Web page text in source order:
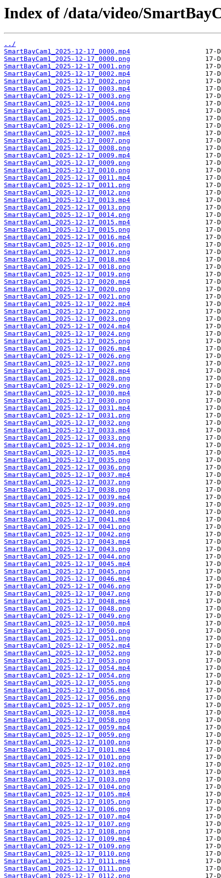
Index of /data/video/
../
SmartBayCam1_2025-12-17_0000.mp4
SmartBayCam1_2025-12-17_0000.png
SmartBayCam1_2025-12-17_0001.png
SmartBayCam1_2025-12-17_0002.mp4
SmartBayCam1_2025-12-17_0002.png
SmartBayCam1_2025-12-17_0003.mp4
SmartBayCam1_2025-12-17_0003.png
SmartBayCam1_2025-12-17_0004.png
SmartBayCam1_2025-12-17_0005.mp4
SmartBayCam1_2025-12-17_0005.png
SmartBayCam1_2025-12-17_0006.png
SmartBayCam1_2025-12-17_0007.mp4
SmartBayCam1_2025-12-17_0007.png
SmartBayCam1_2025-12-17_0008.png
SmartBayCam1_2025-12-17_0009.mp4
SmartBayCam1_2025-12-17_0009.png
SmartBayCam1_2025-12-17_0010.png
SmartBayCam1_2025-12-17_0011.mp4
SmartBayCam1_2025-12-17_0011.png
SmartBayCam1_2025-12-17_0012.png
SmartBayCam1_2025-12-17_0013.mp4
SmartBayCam1_2025-12-17_0013.png
SmartBayCam1_2025-12-17_0014.png
SmartBayCam1_2025-12-17_0015.mp4
SmartBayCam1_2025-12-17_0015.png
SmartBayCam1_2025-12-17_0016.mp4
SmartBayCam1_2025-12-17_0016.png
SmartBayCam1_2025-12-17_0017.png
SmartBayCam1_2025-12-17_0018.mp4
SmartBayCam1_2025-12-17_0018.png
SmartBayCam1_2025-12-17_0019.png
SmartBayCam1_2025-12-17_0020.mp4
SmartBayCam1_2025-12-17_0020.png
SmartBayCam1_2025-12-17_0021.png
SmartBayCam1_2025-12-17_0022.mp4
SmartBayCam1_2025-12-17_0022.png
SmartBayCam1_2025-12-17_0023.png
SmartBayCam1_2025-12-17_0024.mp4
SmartBayCam1_2025-12-17_0024.png
SmartBayCam1_2025-12-17_0025.png
SmartBayCam1_2025-12-17_0026.mp4
SmartBayCam1_2025-12-17_0026.png
SmartBayCam1_2025-12-17_0027.png
SmartBayCam1_2025-12-17_0028.mp4
SmartBayCam1_2025-12-17_0028.png
SmartBayCam1_2025-12-17_0029.png
SmartBayCam1_2025-12-17_0030.mp4
SmartBayCam1_2025-12-17_0030.png
SmartBayCam1_2025-12-17_0031.mp4
SmartBayCam1_2025-12-17_0031.png
SmartBayCam1_2025-12-17_0032.png
SmartBayCam1_2025-12-17_0033.mp4
SmartBayCam1_2025-12-17_0033.png
SmartBayCam1_2025-12-17_0034.png
SmartBayCam1_2025-12-17_0035.mp4
SmartBayCam1_2025-12-17_0035.png
SmartBayCam1_2025-12-17_0036.png
SmartBayCam1_2025-12-17_0037.mp4
SmartBayCam1_2025-12-17_0037.png
SmartBayCam1_2025-12-17_0038.png
SmartBayCam1_2025-12-17_0039.mp4
SmartBayCam1_2025-12-17_0039.png
SmartBayCam1_2025-12-17_0040.png
SmartBayCam1_2025-12-17_0041.mp4
SmartBayCam1_2025-12-17_0041.png
SmartBayCam1_2025-12-17_0042.png
SmartBayCam1_2025-12-17_0043.mp4
SmartBayCam1_2025-12-17_0043.png
SmartBayCam1_2025-12-17_0044.png
SmartBayCam1_2025-12-17_0045.mp4
SmartBayCam1_2025-12-17_0045.png
SmartBayCam1_2025-12-17_0046.mp4
SmartBayCam1_2025-12-17_0046.png
SmartBayCam1_2025-12-17_0047.png
SmartBayCam1_2025-12-17_0048.mp4
SmartBayCam1_2025-12-17_0048.png
SmartBayCam1_2025-12-17_0049.png
SmartBayCam1_2025-12-17_0050.mp4
SmartBayCam1_2025-12-17_0050.png
SmartBayCam1_2025-12-17_0051.png
SmartBayCam1_2025-12-17_0052.mp4
SmartBayCam1_2025-12-17_0052.png
SmartBayCam1_2025-12-17_0053.png
SmartBayCam1_2025-12-17_0054.mp4
SmartBayCam1_2025-12-17_0054.png
SmartBayCam1_2025-12-17_0055.png
SmartBayCam1_2025-12-17_0056.mp4
SmartBayCam1_2025-12-17_0056.png
SmartBayCam1_2025-12-17_0057.png
SmartBayCam1_2025-12-17_0058.mp4
SmartBayCam1_2025-12-17_0058.png
SmartBayCam1_2025-12-17_0059.mp4
SmartBayCam1_2025-12-17_0059.png
SmartBayCam1_2025-12-17_0100.png
SmartBayCam1_2025-12-17_0101.mp4
SmartBayCam1_2025-12-17_0101.png
SmartBayCam1_2025-12-17_0102.png
SmartBayCam1_2025-12-17_0103.mp4
SmartBayCam1_2025-12-17_0103.png
SmartBayCam1_2025-12-17_0104.png
SmartBayCam1_2025-12-17_0105.mp4
SmartBayCam1_2025-12-17_0105.png
SmartBayCam1_2025-12-17_0106.png
SmartBayCam1_2025-12-17_0107.mp4
SmartBayCam1_2025-12-17_0107.png
SmartBayCam1_2025-12-17_0108.png
SmartBayCam1_2025-12-17_0109.mp4
SmartBayCam1_2025-12-17_0109.png
SmartBayCam1_2025-12-17_0110.png
SmartBayCam1_2025-12-17_0111.mp4
SmartBayCam1_2025-12-17_0111.png
SmartBayCam1_2025-12-17_0112.png